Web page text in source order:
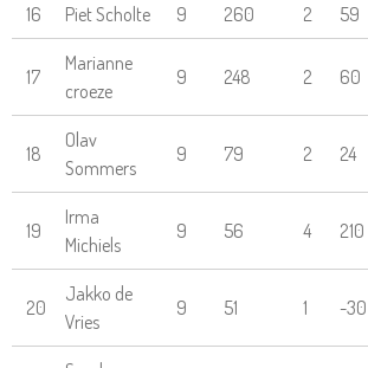
16 Piet Scholte 9 260 2 59
17
Marianne
croeze
9 248 2 60
18
Olav
Sommers
9 79 2 24
19
Irma
Michiels
9 56 4 210
20
Jakko de
Vries
9 51 1 -30